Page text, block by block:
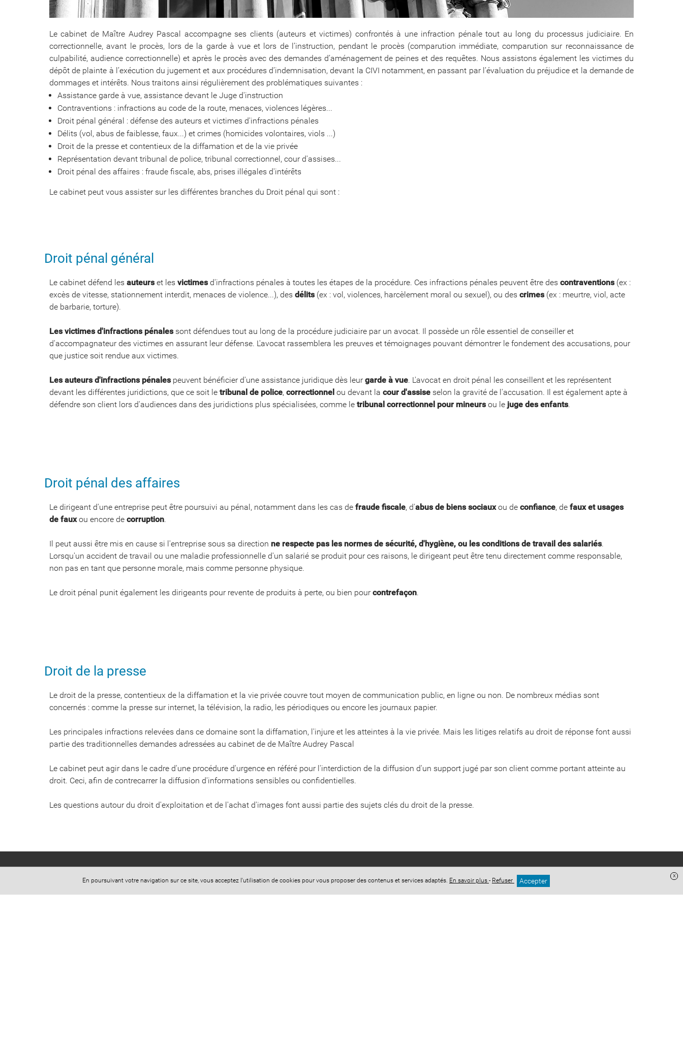
Le cabinet de Maître Audrey Pascal accompagne ses clients (auteurs et victimes) confrontés à une infraction pénale tout au long du processus judiciaire. En
correctionnelle, avant le procès, lors de la garde à vue et lors de l’instruction, pendant le procès (comparution immédiate, comparution sur reconnaissance de
culpabilité, audience correctionnelle) et après le procès avec des demandes d’aménagement de peines et des requêtes. Nous assistons également les victimes du
dépôt de plainte à l’exécution du jugement et aux procédures d’indemnisation, devant la CIVI notamment, en passant par l’évaluation du préjudice et la demande de
dommages et intérêts. Nous traitons ainsi régulièrement des problématiques suivantes :
Assistance garde à vue, assistance devant le Juge d'instruction
Contraventions : infractions au code de la route, menaces, violences légères...
Droit pénal général : défense des auteurs et victimes d'infractions pénales
Délits (vol, abus de faiblesse, faux...) et crimes (homicides volontaires, viols ...)
Droit de la presse et contentieux de la diffamation et de la vie privée
Représentation devant tribunal de police, tribunal correctionnel, cour d'assises...
Droit pénal des affaires : fraude fiscale, abs, prises illégales d'intérêts
Le cabinet peut vous assister sur les différentes branches du Droit pénal qui sont :
Droit pénal général
Le cabinet défend les auteurset les victimes d'infractions pénales à toutes les étapes de la procédure. Ces infractions pénales peuvent être des contraventions(ex :
excès de vitesse, stationnement interdit, menaces de violence...), des délits(ex : vol, violences, harcèlement moral ou sexuel), ou des crimes(ex : meurtre, viol, acte
de barbarie, torture).
Les victimes d'infractions pénales sont défendues tout au long de la procédure judiciaire par un avocat. Il possède un rôle essentiel de conseiller et
d'accompagnateur des victimes en assurant leur défense. L'avocat rassemblera les preuves et témoignages pouvant démontrer le fondement des accusations, pour
que justice soit rendue aux victimes.
Les auteurs d'infractions pénalespeuvent bénéficier d'une assistance juridique dès leurgarde à vue. L'avocat en droit pénal les conseillent et les représentent
devant les différentes juridictions, que ce soit le tribunal de police, correctionnel ou devant la cour d'assise selon la gravité de l'accusation. Il est également apte à
défendre son client lors d'audiences dans des juridictions plus spécialisées, comme le tribunal correctionnel pour mineursou le juge des enfants.
Droit pénal des affaires
Le dirigeant d'une entreprise peut être poursuivi au pénal, notamment dans les cas de fraude fiscale, d'abus de biens sociauxou de confiance, de faux et usages
de fauxou encore de corruption.
Il peut aussi être mis en cause si l'entreprise sous sa direction ne respecte pas les normes de sécurité, d'hygiène, ou les conditions de travail des salariés.
Lorsqu'un accident de travail ou une maladie professionnelle d'un salarié se produit pour ces raisons, le dirigeant peut être tenu directement comme responsable,
non pas en tant que personne morale, mais comme personne physique.
Le droit pénal punit également les dirigeants pour revente de produits à perte, ou bien pourcontrefaçon.
Droit de la presse
Le droit de la presse, contentieux de la diffamation et la vie privée couvre tout moyen de communication public, en ligne ou non. De nombreux médias sont
concernés : comme la presse sur internet, la télévision, la radio, les périodiques ou encore les journaux papier.
Les principales infractions relevées dans ce domaine sont la diffamation, l'injure et les atteintes à la vie privée. Mais les litiges relatifs au droit de réponse font aussi
partie des traditionnelles demandes adressées au cabinet de de Maître Audrey Pascal
Le cabinet peut agir dans le cadre d'une procédure d'urgence en référé pour l'interdiction de la diffusion d'un support jugé par son client comme portant atteinte au
droit. Ceci, afin de contrecarrer la diffusion d'informations sensibles ou confidentielles.
Les questions autour du droit d'exploitation et de l'achat d'images font aussi partie des sujets clés du droit de la presse.
AUDREY PASCAL
+
En poursuivant votre navigation sur ce site, vous acceptez l'utilisation de cookies pour vous proposer des contenus et services adaptés. En savoir plus - Refuser Accepter
x